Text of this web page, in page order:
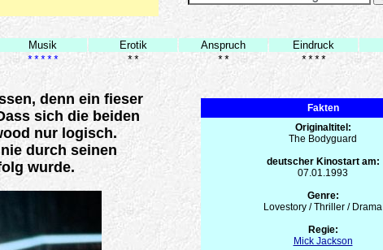
Musik Erotik Anspruch Eindruck
*****
** ** ****
denn ein fieser
sich die beiden
nur logisch.
durch seinen
wurde.
Fakten
Originaltitel:
The Bodyguard
deutscher Kinostart am:
07.01.1993
Genre:
Lovestory / Thriller / Drama
Regie:
Mick Jackson